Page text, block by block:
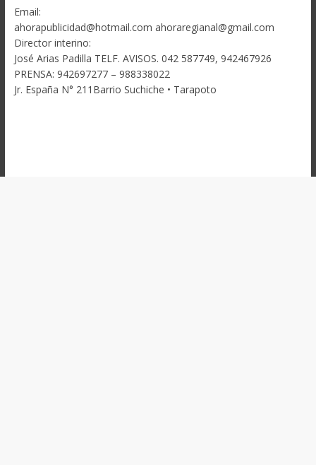
Email:
ahorapublicidad@hotmail.com ahoraregianal@gmail.com
Director interino:
José Arias Padilla TELF. AVISOS. 042 587749, 942467926
PRENSA: 942697277 – 988338022
Jr. España N° 211Barrio Suchiche • Tarapoto